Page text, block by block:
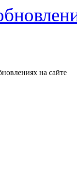
на сайте